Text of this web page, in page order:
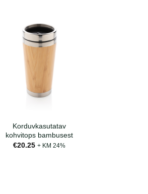
Korduvkasutatav
kohvitops bambusest
€20.25 + KM 24%